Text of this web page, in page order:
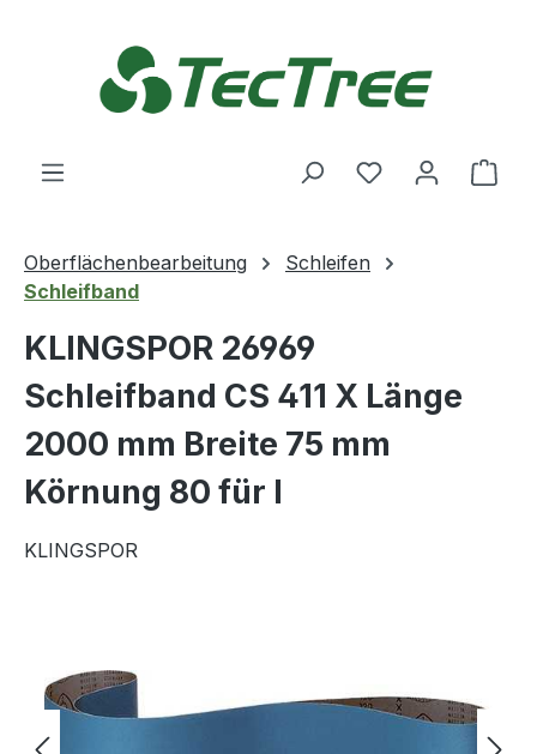
Du hast 0
Oberflächenbearbeitung
Schleifen
Schleifband
KLINGSPOR 26969
Schleifband CS 411 X Länge
2000 mm Breite 75 mm
Körnung 80 für I
KLINGSPOR